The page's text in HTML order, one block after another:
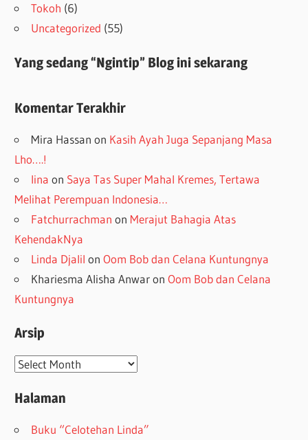
Tokoh (6)
Uncategorized (55)
Yang sedang “Ngintip” Blog ini sekarang
Komentar Terakhir
Mira Hassan on Kasih Ayah Juga Sepanjang Masa
Lho….!
lina on Saya Tas Super Mahal Kremes, Tertawa
Melihat Perempuan Indonesia…
Fatchurrachman on Merajut Bahagia Atas
KehendakNya
Linda Djalil onOom Bob dan Celana Kuntungnya
Khariesma Alisha AnwaronOom Bob dan Celana
Kuntungnya
Arsip
Arsip
Halaman
Buku “Celotehan Linda”